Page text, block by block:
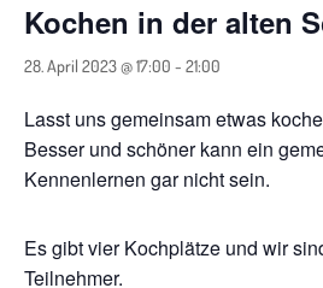
Kochen in der alten
28. April 2023 @ 17:00 - 21:00
Lasst uns gemeinsam etwas
Besser und schöner kann ein
Kennenlernen gar nicht sein.
Es gibt vier Kochplätze und wir
Teilnehmer.